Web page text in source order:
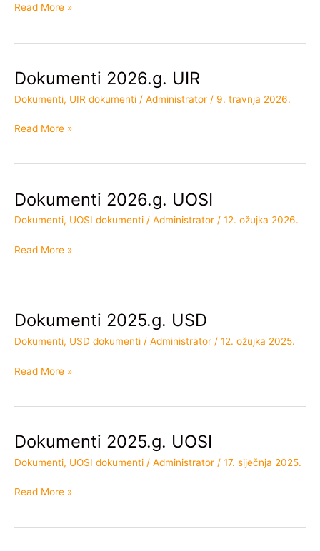
Read More »
Dokumenti 2026.g. UIR
Dokumenti, UIR dokumenti / Administrator / 9. travnja 2026.
Dokumenti
UIR
Read More »
Dokumenti 2026.g. UOSI
Dokumenti, UOSI dokumenti / Administrator / 12. ožujka 2026.
Dokumenti
UOSI
Read More »
Dokumenti 2025.g. USD
Dokumenti, USD dokumenti / Administrator / 12. ožujka 2025.
Dokumenti
USD
Read More »
Dokumenti 2025.g. UOSI
Dokumenti, UOSI dokumenti / Administrator / 17. siječnja 2025.
Dokumenti
UOSI
Read More »